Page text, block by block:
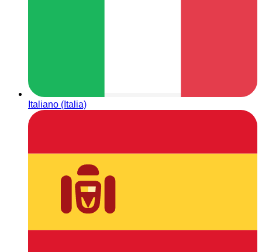
Italiano (Italia)